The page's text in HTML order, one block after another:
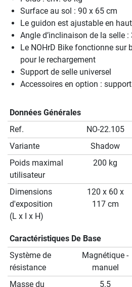
Surface au sol : 90 x 65 cm
Le guidon est ajustable en
Angle d’inclinaison de la selle :
Le NOHrD Bike fonctionne sur
pour le rechargement
Support de selle universel
Accessoires en option :
Données Générales
Ref.
NO-22.105
Variante
Shadow
Poids maximal
utilisateur
200 kg
Dimensions
d'exposition
(L x I x H)
120 x 60 x
117 cm
Caractéristiques De Base
Système de
résistance
Magnétique -
manuel
Masse du 5.5